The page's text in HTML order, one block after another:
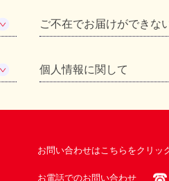
ご不在でお届けができな
個人情報に関して
お問い合わせはこちらをクリッ
お電話でのお問い合わせ